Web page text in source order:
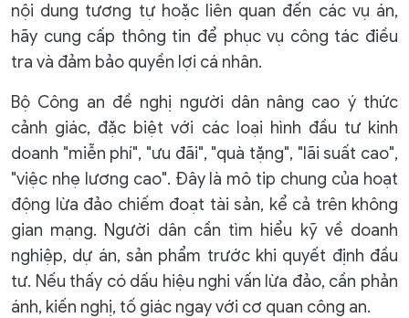
nội dung tương tự hoặc liên quan đến các vụ án,
hãy cung cấp thông tin để phục vụ công tác điều
tra và đảm bảo quyền lợi cá nhân.
Bộ Công an đề nghị người dân nâng cao ý thức
cảnh giác, đặc biệt với các loại hình đầu tư kinh
doanh "miễn phí", "ưu đãi", "quà tặng", "lãi suất cao",
"việc nhẹ lương cao". Đây là mô tip chung của hoạt
động lừa đảo chiếm đoạt tài sản, kể cả trên không
gian mạng. Người dân cần tìm hiểu kỹ về doanh
nghiệp, dự án, sản phẩm trước khi quyết định đầu
tư. Nếu thấy có dấu hiệu nghi vấn lừa đảo, cần phản
ánh, kiến nghị, tố giác ngay với cơ quan công an.